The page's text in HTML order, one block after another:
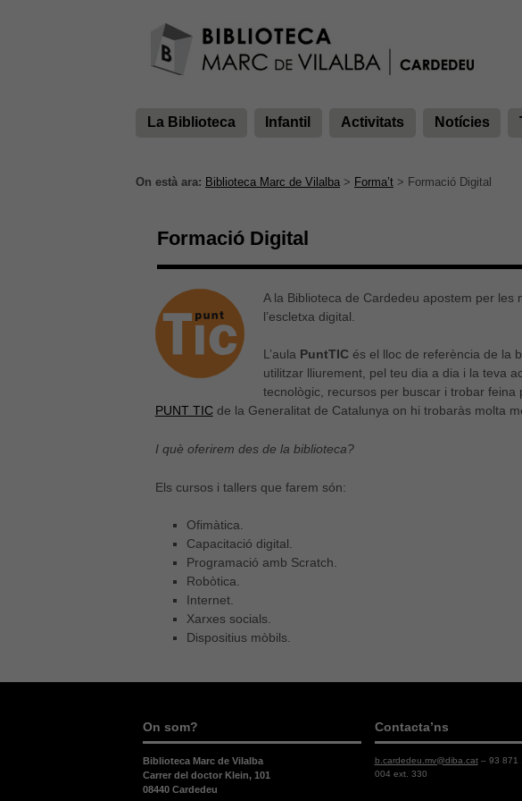
La Biblioteca Infantil Activitats Notícies
On està ara: Biblioteca Marc de Vilalba > Forma’t > Formació Digital
Formació Digital
A la Biblioteca de Cardedeu apostem per
l’escletxa digital.
L’aula PuntTIC és el lloc de referència de la
utilitzar lliurement, pel teu dia a dia i la teva
tecnològic, recursos per buscar i trobar
PUNT TICde la Generalitat de Catalunya on hi trobaràs molta
I què oferirem des de la biblioteca?
Els cursos i tallers que farem són:
Ofimàtica.
Capacitació digital.
Programació amb Scratch.
Robòtica.
Internet.
Xarxes socials.
Dispositius mòbils.
On som?
Biblioteca Marc de Vilalba
Carrer del doctor Klein, 101
08440 Cardedeu
Contacta’ns
b.cardedeu.mv@diba.cat– 93 871
004 ext. 330